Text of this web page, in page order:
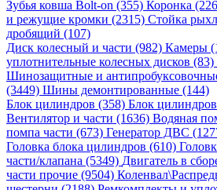
Зубья ковша Bolt-on (355) Коронка
и режущие кромки (2315) Стойка
дробящий (107)
Диск колесный и части (982) Камеры
уплотнительные колесных дисков (83)
Шинозащитные и
(3449) Шины демонтированные (144)
Блок цилиндров (358) Блок
Вентилятор и части (1636) Водяная
помпа части (673) Генератор ДВС
Головка блока цилиндров (610)
части/клапана (5349) Двигатель в
части прочие (9504)